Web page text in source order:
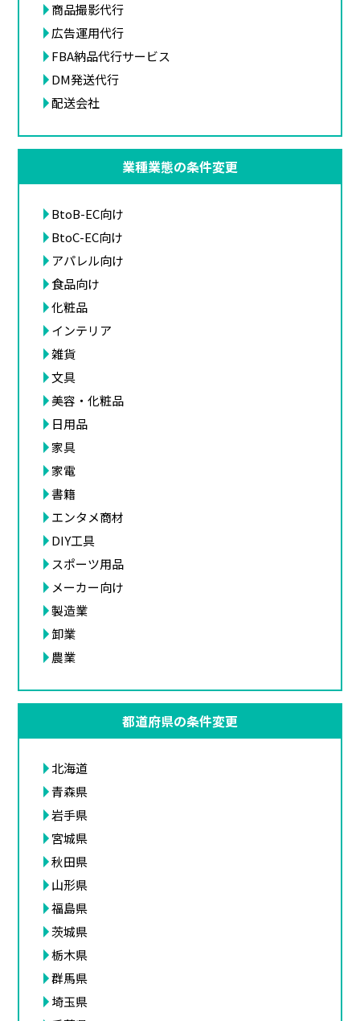
商品撮影代行
広告運用代行
FBA納品代行サービス
DM発送代行
配送会社
業種業態の条件変更
BtoB-EC向け
BtoC-EC向け
アパレル向け
食品向け
化粧品
インテリア
雑貨
文具
美容・化粧品
日用品
家具
家電
書籍
エンタメ商材
DIY工具
スポーツ用品
メーカー向け
製造業
卸業
農業
都道府県の条件変更
北海道
青森県
岩手県
宮城県
秋田県
山形県
福島県
茨城県
栃木県
群馬県
埼玉県